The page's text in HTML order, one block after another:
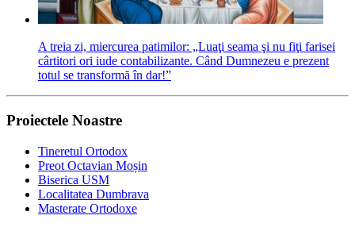
A treia zi, miercurea patimilor: „Luaţi seama şi nu fiţi farisei
cârtitori ori iude contabilizante. Când Dumnezeu e prezent
totul se transformă în dar!”
Proiectele Noastre
Tineretul Ortodox
Preot Octavian Moșin
Biserica USM
Localitatea Dumbrava
Masterate Ortodoxe